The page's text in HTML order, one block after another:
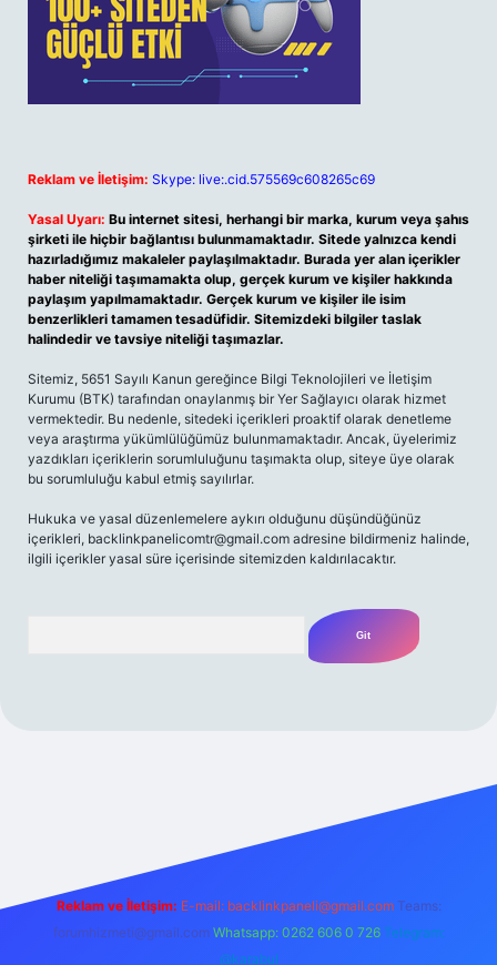
Reklam ve İletişim: Skype: live:.cid.575569c608265c69
Yasal Uyarı: Bu internet sitesi, herhangi bir marka, kurum veya şahıs
şirketi ile hiçbir bağlantısı bulunmamaktadır. Sitede yalnızca kendi
hazırladığımız makaleler paylaşılmaktadır. Burada yer alan içerikler
haber niteliği taşımamakta olup, gerçek kurum ve kişiler hakkında
paylaşım yapılmamaktadır. Gerçek kurum ve kişiler ile isim
benzerlikleri tamamen tesadüfidir. Sitemizdeki bilgiler taslak
halindedir ve tavsiye niteliği taşımazlar.
Sitemiz, 5651 Sayılı Kanun gereğince Bilgi Teknolojileri ve İletişim
Kurumu (BTK) tarafından onaylanmış bir Yer Sağlayıcı olarak hizmet
vermektedir. Bu nedenle, sitedeki içerikleri proaktif olarak denetleme
veya araştırma yükümlülüğümüz bulunmamaktadır. Ancak, üyelerimiz
yazdıkları içeriklerin sorumluluğunu taşımakta olup, siteye üye olarak
bu sorumluluğu kabul etmiş sayılırlar.
Hukuka ve yasal düzenlemelere aykırı olduğunu düşündüğünüz
içerikleri, backlinkpanelicomtr@gmail.com adresine bildirmeniz halinde,
ilgili içerikler yasal süre içerisinde sitemizden kaldırılacaktır.
Reklam ve İletişim: E-mail: backlinkpaneli@gmail.com Teams:
forumhizmeti@gmail.com Whatsapp: 0262 606 0 726 Telegram:
@karabul